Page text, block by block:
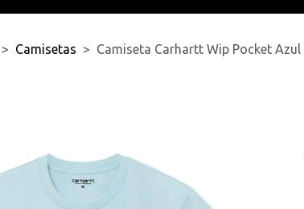
Camisetas Camiseta Carhartt Wip Pocket Azul